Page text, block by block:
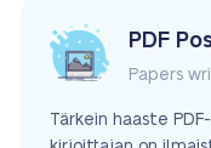
PDF
Papers
Tärkein haaste